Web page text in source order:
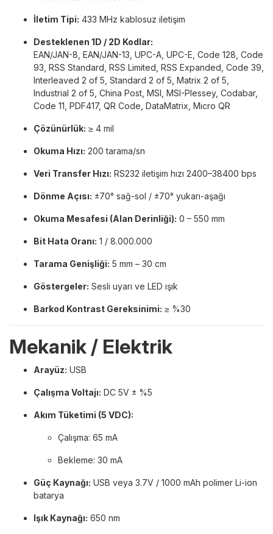
İletim Tipi: 433 MHz kablosuz iletişim
Desteklenen 1D / 2D Kodlar:
EAN/JAN-8, EAN/JAN-13, UPC-A, UPC-E, Code 128, Code
93, RSS Standard, RSS Limited, RSS Expanded, Code 39,
Interleaved 2 of 5, Standard 2 of 5, Matrix 2 of 5,
Industrial 2 of 5, China Post, MSI, MSI-Plessey, Codabar,
Code 11, PDF417, QR Code, DataMatrix, Micro QR
Çözünürlük: ≥ 4 mil
Okuma Hızı: 200 tarama/sn
Veri Transfer Hızı: RS232 iletişim hızı 2400–38400 bps
Dönme Açısı: ±70° sağ-sol / ±70° yukarı-aşağı
Okuma Mesafesi (Alan Derinliği): 0 – 550 mm
Bit Hata Oranı: 1 / 8.000.000
Tarama Genişliği: 5 mm – 30 cm
Göstergeler: Sesli uyarı ve LED ışık
Barkod Kontrast Gereksinimi: ≥ %30
Mekanik / Elektrik
Arayüz: USB
Çalışma Voltajı: DC 5V ± %5
Akım Tüketimi (5 VDC):
Çalışma: 65 mA
Bekleme: 30 mA
Güç Kaynağı: USB veya 3.7V / 1000 mAh polimer Li-ion
batarya
Işık Kaynağı: 650 nm